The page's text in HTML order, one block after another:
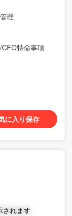
理
特命事項
に入り保存
されます